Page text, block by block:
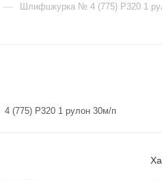
— Шлифшкурка № 4 (775) P320 1
(775) P320 1 рулон 30м/п